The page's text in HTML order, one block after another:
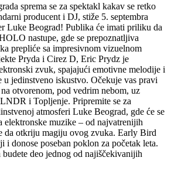
sprema se za spektakl kakav se retko
producent i DJ, stiže 5. septembra
Luke Beograd! Publika će imati priliku da
nastupe, gde se prepoznatljiva
prepliće sa impresivnom vizuelnom
Pryda i Cirez D, Eric Prydz je
zvuk, spajajući emotivne melodije i
u jedinstveno iskustvo. Očekuje vas pravi
otvorenom, pod vedrim nebom, uz
i Topljenje. Pripremite se za
atmosferi Luke Beograd, gde će se
elektronske muzike – od najvatrenijih
da otkriju magiju ovog zvuka. Early Bird
i donose poseban poklon za početak leta.
deo jednog od najiščekivanijih